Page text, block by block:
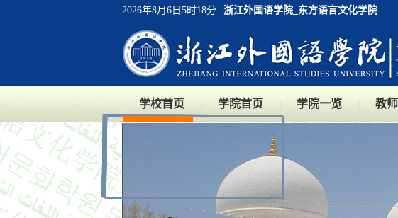
2026年8月6日5时18分 浙江外国语学院_东方语言文化学院
学校首页 学院首页 学院一览 教